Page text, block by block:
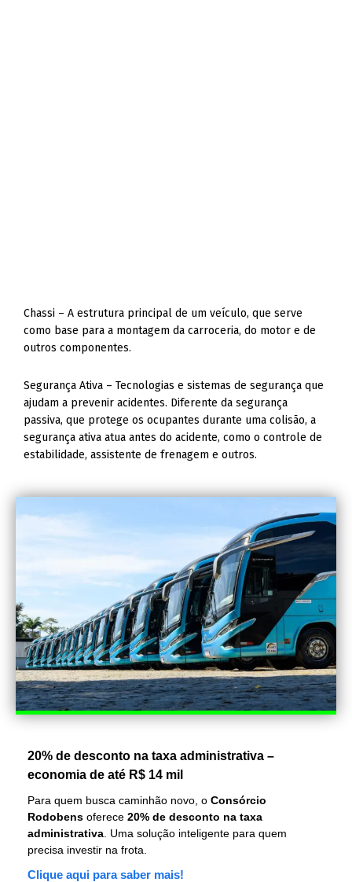
Chassi – A estrutura principal de um veículo, que serve
como base para a montagem da carroceria, do motor e de
outros componentes.
Segurança Ativa – Tecnologias e sistemas de segurança que
ajudam a prevenir acidentes. Diferente da segurança
passiva, que protege os ocupantes durante uma colisão, a
segurança ativa atua antes do acidente, como o controle de
estabilidade, assistente de frenagem e outros.
20% de desconto na taxa administrativa –
economia de até R$ 14 mil
Para quem busca caminhão novo, o Consórcio
Rodobens oferece 20% de desconto na taxa
administrativa . Uma solução inteligente para quem
precisa investir na frota.
Clique aqui para saber mais!